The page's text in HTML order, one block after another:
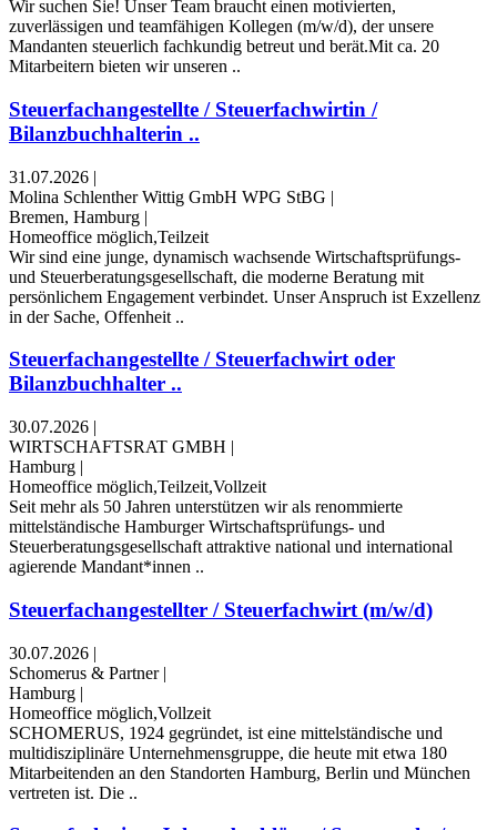
Wir suchen Sie! Unser Team braucht einen motivierten,
zuverlässigen und teamfähigen Kollegen (m/w/d), der unsere
Mandanten steuerlich fachkundig betreut und berät.Mit ca. 20
Mitarbeitern bieten wir unseren ..
Steuerfachangestellte / Steuerfachwirtin /
Bilanzbuchhalterin ..
31.07.2026 |
Molina Schlenther Wittig GmbH WPG StBG |
Bremen, Hamburg |
Homeoffice möglich,Teilzeit
Wir sind eine junge, dynamisch wachsende Wirtschaftsprüfungs-
und Steuerberatungsgesellschaft, die moderne Beratung mit
persönlichem Engagement verbindet. Unser Anspruch ist Exzellenz
in der Sache, Offenheit ..
Steuerfachangestellte / Steuerfachwirt oder
Bilanzbuchhalter ..
30.07.2026 |
WIRTSCHAFTSRAT GMBH |
Hamburg |
Homeoffice möglich,Teilzeit,Vollzeit
Seit mehr als 50 Jahren unterstützen wir als renommierte
mittelständische Hamburger Wirtschaftsprüfungs- und
Steuerberatungsgesellschaft attraktive national und international
agierende Mandant*innen ..
Steuerfachangestellter / Steuerfachwirt (m/w/d)
30.07.2026 |
Schomerus & Partner |
Hamburg |
Homeoffice möglich,Vollzeit
SCHOMERUS, 1924 gegründet, ist eine mittelständische und
multidisziplinäre Unternehmensgruppe, die heute mit etwa 180
Mitarbeitenden an den Standorten Hamburg, Berlin und München
vertreten ist. Die ..